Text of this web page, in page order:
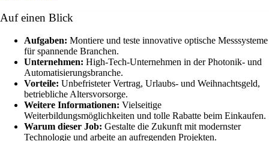
Auf einen Blick
Aufgaben: Montiere und teste innovative optische Messsysteme
für spannende Branchen.
Unternehmen: High-Tech-Unternehmen in der Photonik- und
Automatisierungsbranche.
Vorteile: Unbefristeter Vertrag, Urlaubs- und Weihnachtsgeld,
betriebliche Altersvorsorge.
Weitere Informationen: Vielseitige
Weiterbildungsmöglichkeiten und tolle Rabatte beim Einkaufen.
Warum dieser Job: Gestalte die Zukunft mit modernster
Technologie und arbeite an aufregenden Projekten.